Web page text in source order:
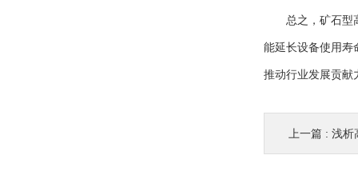
总之，矿石型高
能延长设备使用寿
推动行业发展贡献
上一篇 : 浅析